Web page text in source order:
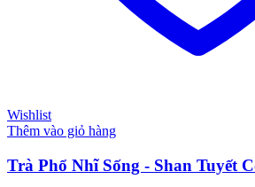
Wishlist
Thêm vào giỏ hàng
Trà Phổ Nhĩ Sống - Shan Tuyết